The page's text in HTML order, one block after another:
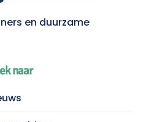
en duurzame
naar